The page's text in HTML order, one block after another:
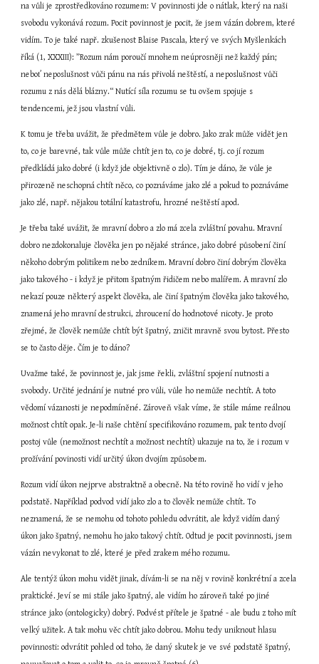
na vůli je zprostředkováno rozumem: V povinnosti jde o nátlak, který na naši
svobodu vykonává rozum. Pocit povinnost je pocit, že jsem vázán dobrem, které
vidím. To je také např. zkušenost Blaise Pascala, který ve svých Myšlenkách
říká (1, XXXIII): ”Rozum nám poroučí mnohem neúprosněji než každý pán;
neboť neposlušnost vůči pánu na nás přivolá neštěstí, a neposlušnost vůči
rozumu z nás dělá blázny.“ Nutící síla rozumu se tu ovšem spojuje s
tendencemi, jež jsou vlastní vůli.
K tomu je třeba uvážit, že předmětem vůle je dobro. Jako zrak může vidět jen
to, co je barevné, tak vůle může chtít jen to, co je dobré, tj. co jí rozum
předkládá jako dobré (i když jde objektivně o zlo). Tím je dáno, že vůle je
přirozeně neschopná chtít něco, co poznáváme jako zlé a pokud to poznáváme
jako zlé, např. nějakou totální katastrofu, hrozné neštěstí apod.
Je třeba také uvážit, že mravní dobro a zlo má zcela zvláštní povahu. Mravní
dobro nezdokonaluje člověka jen po nějaké stránce, jako dobré působení činí
někoho dobrým politikem nebo zedníkem. Mravní dobro činí dobrým člověka
jako takového - i když je přitom špatným řidičem nebo malířem. A mravní zlo
nekazí pouze některý aspekt člověka, ale činí špatným člověka jako takového,
znamená jeho mravní destrukci, zhroucení do hodnotové nicoty. Je proto
zřejmé, že člověk nemůže chtít být špatný, zničit mravně svou bytost. Přesto
se to často děje. Čím je to dáno?
Uvažme také, že povinnost je, jak jsme řekli, zvláštní spojení nutnosti a
svobody. Určité jednání je nutné pro vůli, vůle ho nemůže nechtít. A toto
vědomí vázanosti je nepodmíněné. Zároveň však víme, že stále máme reálnou
možnost chtít opak. Je-li naše chtění specifikováno rozumem, pak tento dvojí
postoj vůle (nemožnost nechtít a možnost nechtít) ukazuje na to, že i rozum v
prožívání povinosti vidí určitý úkon dvojím způsobem.
Rozum vidí úkon nejprve abstraktně a obecně. Na této rovině ho vidí v jeho
podstatě. Například podvod vidí jako zlo a to člověk nemůže chtít. To
neznamená, že se nemohu od tohoto pohledu odvrátit, ale když vidím daný
úkon jako špatný, nemohu ho jako takový chtít. Odtud je pocit povinnosti, jsem
vázán nevykonat to zlé, které je před zrakem mého rozumu.
Ale tentýž úkon mohu vidět jinak, dívám-li se na něj v rovině konkrétní a zcela
praktické. Jeví se mi stále jako špatný, ale vidím ho zároveň také po jiné
stránce jako (ontologicky) dobrý. Podvést přítele je špatné - ale budu z toho mít
velký užitek. A tak mohu věc chtít jako dobrou. Mohu tedy uniknout hlasu
povinnosti: odvrátit pohled od toho, že daný skutek je ve své podstatě špatný,